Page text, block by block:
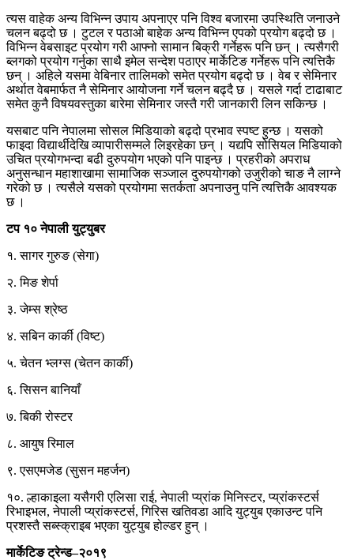
त्यस वाहेक अन्य विभिन्न उपाय अपनाएर पनि विश्व बजारमा उपस्थिति जनाउने
चलन बढ्दो छ । टुटल र पठाओ बाहेक अन्य विभिन्न एपको प्रयोग बढ्दो छ ।
विभिन्न वेबसाइट प्रयोग गरी आफ्नो सामान बिक्री गर्नेहरू पनि छन् । त्यसैगरी
ब्लगको प्रयोग गर्नुका साथै इमेल सन्देश पठाएर मार्केटिङ गर्नेहरू पनि त्यत्तिकै
छन् । अहिले यसमा वेबिनार तालिमको समेत प्रयोग बढ्दो छ । वेब र सेमिनार
अर्थात वेबमार्फत नै सेमिनार आयोजना गर्ने चलन बढ्दै छ । यसले गर्दा टाढाबाट
समेत कुनै विषयवस्तुका बारेमा सेमिनार जस्तै गरी जानकारी लिन सकिन्छ ।
यसबाट पनि नेपालमा सोसल मिडियाको बढ्दो प्रभाव स्पष्ट हुन्छ । यसको
फाइदा विद्यार्थीदेखि व्यापारीसम्मले लिइरहेका छन् । यद्यपि सोसियल मिडियाको
उचित प्रयोगभन्दा बढी दुरुपयोग भएको पनि पाइन्छ । प्रहरीको अपराध
अनुसन्धान महाशाखामा सामाजिक सञ्जाल दुरुपयोगको उजुरीको चाङ नै लाग्ने
गरेको छ । त्यसैले यसको प्रयोगमा सतर्कता अपनाउनु पनि त्यत्तिकै आवश्यक
छ ।
टप १० नेपाली युट्युबर
१. सागर गुरुङ (सेगा)
२. मिङ शेर्पा
३. जेम्स श्रेष्ठ
४. सबिन कार्की (विष्ट)
५. चेतन भ्लग्स (चेतन कार्की)
६. सिसन बानियाँ
७. बिकी रोस्टर
८. आयुष रिमाल
९. एसएमजेड (सुसन महर्जन)
१०. ल्हाकाइला यसैगरी एलिसा राई, नेपाली प्य्रांक मिनिस्टर, प्य्रांकस्टर्स
रिभाइभल, नेपाली प्य्रांकस्टर्स, गिरिस खतिवडा आदि युट्युब एकाउन्ट पनि
प्रशस्तै सब्स्क्राइब भएका युट्युब होल्डर हुन् ।
मार्केटिङ ट्रेन्ड–२०१९